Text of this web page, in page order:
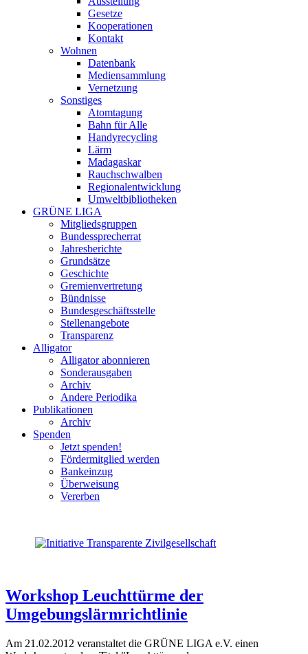
Gesetze
Kooperationen
Kontakt
Wohnen
Datenbank
Mediensammlung
Vernetzung
Sonstiges
Atomtagung
Bahn für Alle
Handyrecycling
Lärm
Madagaskar
Rauchschwalben
Regionalentwicklung
Umweltbibliotheken
GRÜNE LIGA
Mitgliedsgruppen
Bundessprecherrat
Jahresberichte
Grundsätze
Geschichte
Gremienvertretung
Bündnisse
Bundesgeschäftsstelle
Stellenangebote
Transparenz
Alligator
Alligator abonnieren
Sonderausgaben
Archiv
Andere Periodika
Publikationen
Archiv
Spenden
Jetzt spenden!
Fördermitglied werden
Bankeinzug
Überweisung
Vererben
Workshop Leuchttürme der
Umgebungslärmrichtlinie
Am 21.02.2012 veranstaltet die GRÜNE LIGA e.V. einen